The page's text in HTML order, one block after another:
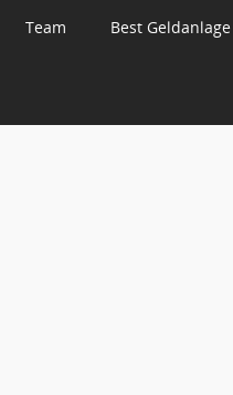
Team Best Geldanlage